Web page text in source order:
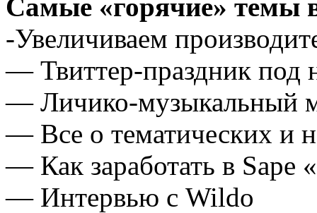
Самые «горячие» темы
-Увеличиваем
— Твиттер-праздник под
— Личико-музыкальный
— Все о тематических и
— Как заработать в Sape
— Интервью с Wildo